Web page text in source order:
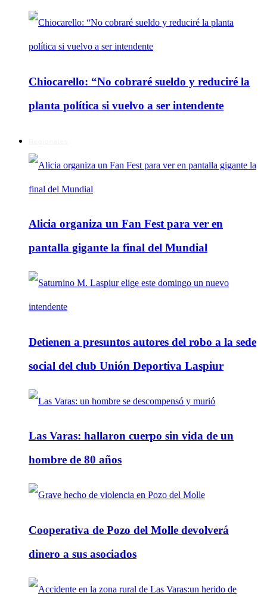
Chiocarello: “No cobraré sueldo y reduciré la
planta política si vuelvo a ser intendente
Alicia organiza un Fan Fest para ver en
pantalla gigante la final del Mundial
Detienen a presuntos autores del robo a la sede
social del club Unión Deportiva Laspiur
Las Varas: hallaron cuerpo sin vida de un
hombre de 80 años
Cooperativa de Pozo del Molle devolverá
dinero a sus asociados